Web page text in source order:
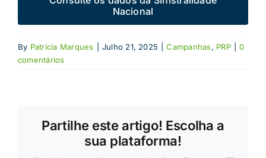
Nacional
By Patrícia Marques Julho 21, 2025 Campanhas, PRP
0
comentários
Partilhe este artigo! Escolha a
sua plataforma!